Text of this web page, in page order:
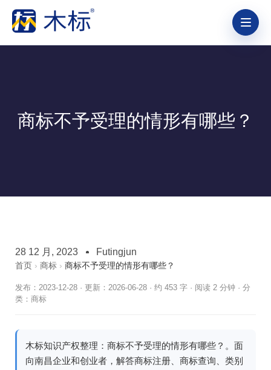
商标不予受理的情形有哪些？
28 12 月, 2023 Futingjun
首页 › 商标 › 商标不予受理的情形有哪些？
发布：2023-12-28 · 更新：2026-06-28 · 约 453 字 · 阅读 2 分钟 · 分
类： 商标
木标知识产权整理：商标不予受理的情形有哪些？。面
向南昌企业和创业者，解答商标注册、商标查询、类别